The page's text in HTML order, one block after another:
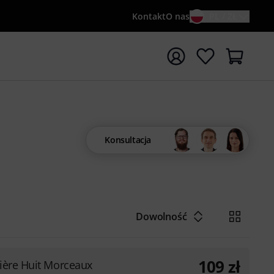
KontaktO nas
wyszukiwanie od słowa kluczowego {searchTerm}
Konsultacja
Dowolność
Huit Morceaux 109 zł